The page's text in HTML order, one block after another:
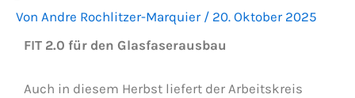
Von Andre Rochlitzer-Marquier / 20. Oktober 2025
FIT 2.0 für den Glasfaserausbau
Auch in diesem Herbst liefert der Arbeitskreis